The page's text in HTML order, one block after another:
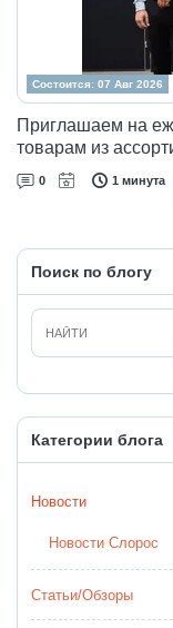
Состоится: 07 Авг 2026
Приглашаем на
товарам из
0 1 минута
Поиск по блогу
Категории блога
Новости
Новости Слорос
Статьи/Обзоры